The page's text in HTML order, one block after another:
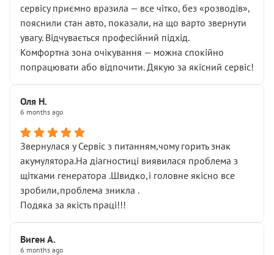
сервісу приємно вразила — все чітко, без «розводів»,
пояснили стан авто, показали, на що варто звернути
увагу. Відчувається професійний підхід.
Комфортна зона очікування — можна спокійно
попрацювати або відпочити. Дякую за якісний сервіс!
Оля Н.
6 months ago
Звернулася у Сервіс з питанням,чому горить знак
акумулятора.На діагностиці виявилася проблема з
щітками генератора .Швидко,і головне якісно все
зробили,проблема зникла .
Подяка за якість праці!!!
Виген А.
6 months ago